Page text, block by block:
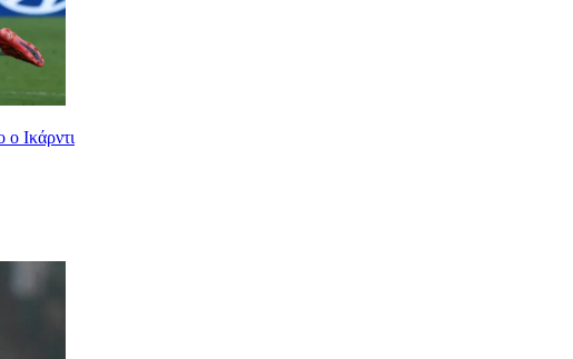
Ικάρντι